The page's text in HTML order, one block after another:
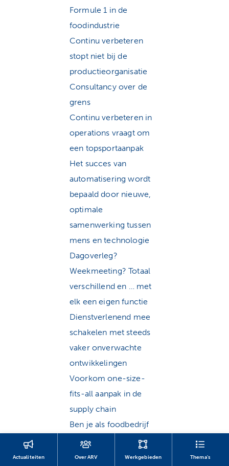
Formule 1 in de
foodindustrie
Continu verbeteren
stopt niet bij de
productieorganisatie
Consultancy over de
grens
Continu verbeteren in
operations vraagt om
een topsportaanpak
Het succes van
automatisering wordt
bepaald door nieuwe,
optimale
samenwerking tussen
mens en technologie
Dagoverleg?
Weekmeeting? Totaal
verschillend en … met
elk een eigen functie
Dienstverlenend mee
schakelen met steeds
vaker onverwachte
ontwikkelingen
Voorkom one-size-
fits-all aanpak in de
supply chain
Ben je als foodbedrijf
klaar voor de digitale
transformatie?
Actualiteiten Over ARV Werkgebieden Thema's